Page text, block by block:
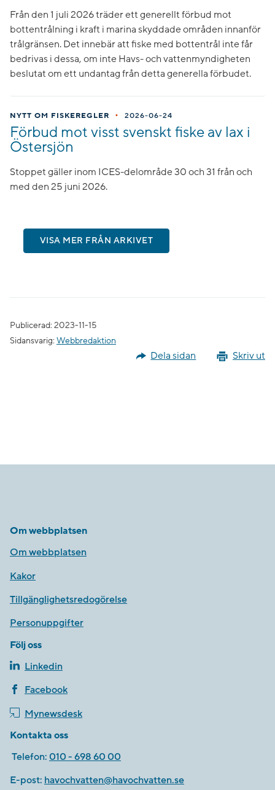
Från den 1 juli 2026 träder ett generellt förbud mot
bottentrålning i kraft i marina skyddade områden innanför
trålgränsen. Det innebär att fiske med bottentrål inte får
bedrivas i dessa, om inte Havs- och vattenmyndigheten
beslutat om ett undantag från detta generella förbudet.
NYTT OM FISKEREGLER • 2026-06-24
Förbud mot visst svenskt fiske av lax i
Östersjön
Stoppet gäller inom ICES-delområde 30 och 31 från och
med den 25 juni 2026.
VISA MER FRÅN ARKIVET
Publicerad: 2023-11-15
Sidansvarig: Webbredaktion
Skriv ut
Dela sidan
Om webbplatsen
Om webbplatsen
Kakor
Tillgänglighetsredogörelse
Personuppgifter
Följ oss
Linkedin
Facebook
Mynewsdesk
Kontakta oss
Telefon: 010 - 698 60 00
E-post: havochvatten@havochvatten.se